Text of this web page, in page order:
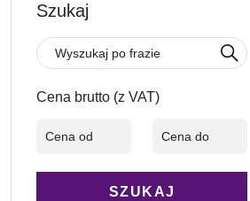
Szukaj
Cena brutto (z VAT)
SZUKAJ